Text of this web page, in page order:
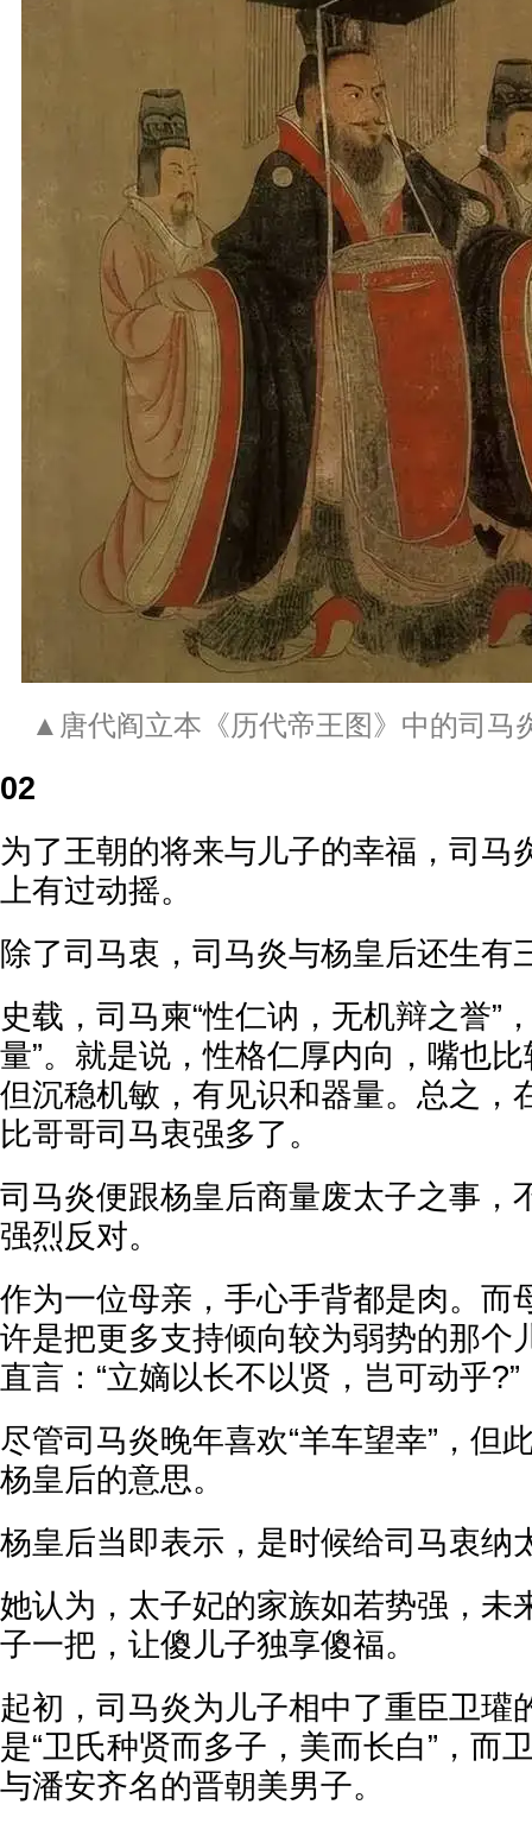
▲唐代阎立本《历代帝王图》中的司马
02
为了王朝的将来与儿子的幸福，司马
上有过动摇。
除了司马衷，司马炎与杨皇后还生有
史载，司马柬“性仁讷，无机辩之誉”
量”。就是说，性格仁厚内向，嘴也
但沉稳机敏，有见识和器量。总之，
比哥哥司马衷强多了。
司马炎便跟杨皇后商量废太子之事，
强烈反对。
作为一位母亲，手心手背都是肉。而
许是把更多支持倾向较为弱势的那个
直言：“立嫡以长不以贤，岂可动乎?”
尽管司马炎晚年喜欢“羊车望幸”，但
杨皇后的意思。
杨皇后当即表示，是时候给司马衷纳
她认为，太子妃的家族如若势强，未
子一把，让傻儿子独享傻福。
起初，司马炎为儿子相中了重臣卫瓘
是“卫氏种贤而多子，美而长白”，而
与潘安齐名的晋朝美男子。